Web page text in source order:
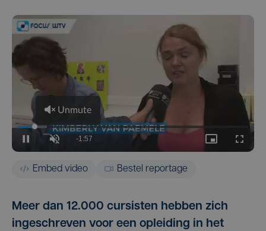
Embed video Bestel reportage
Meer dan 12.000 cursisten hebben zich
ingeschreven voor een opleiding in het